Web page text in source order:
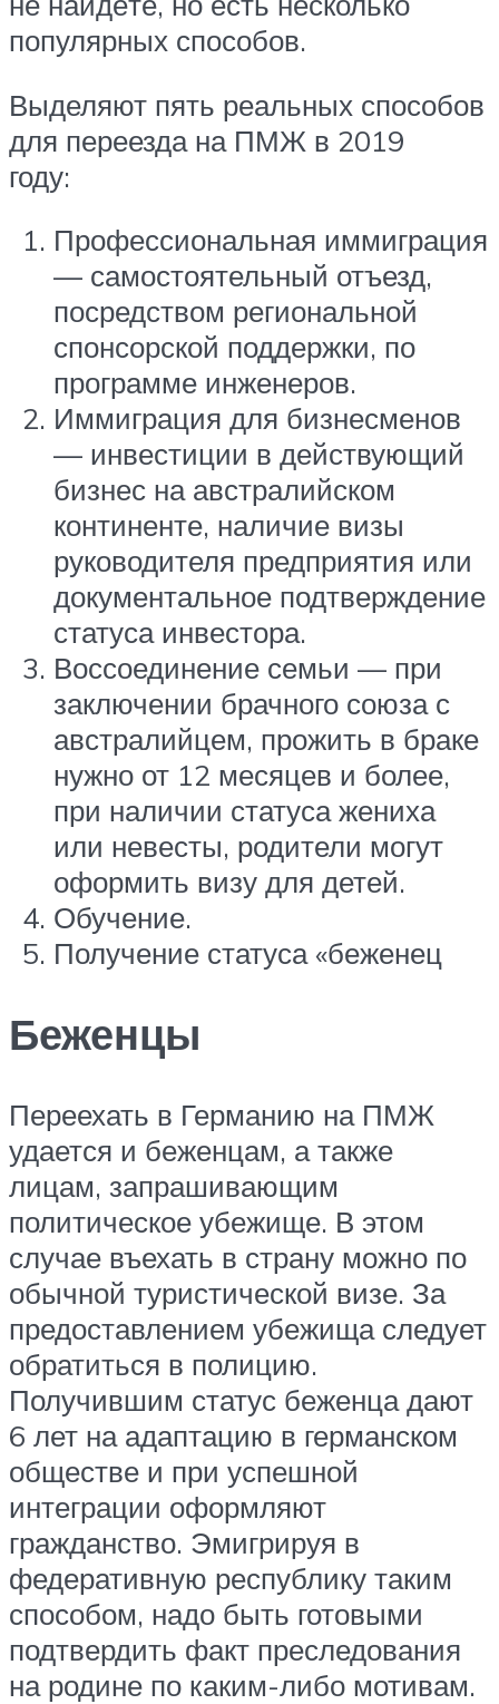
популярных способов.
Выделяют пять реальных способов
для переезда на ПМЖ в 2019
году:
Профессиональная иммиграция
— самостоятельный отъезд,
посредством региональной
спонсорской поддержки, по
программе инженеров.
Иммиграция для бизнесменов
— инвестиции в действующий
бизнес на австралийском
континенте, наличие визы
руководителя предприятия или
документальное подтверждение
статуса инвестора.
Воссоединение семьи — при
заключении брачного союза с
австралийцем, прожить в браке
нужно от 12 месяцев и более,
при наличии статуса жениха
или невесты, родители могут
оформить визу для детей.
Обучение.
Получение статуса «беженец
Беженцы
Переехать в Германию на ПМЖ
удается и беженцам, а также
лицам, запрашивающим
политическое убежище. В этом
случае въехать в страну можно по
обычной туристической визе. За
предоставлением убежища следует
обратиться в полицию.
Получившим статус беженца дают
6 лет на адаптацию в германском
обществе и при успешной
интеграции оформляют
гражданство. Эмигрируя в
федеративную республику таким
способом, надо быть готовыми
подтвердить факт преследования
на родине по каким-либо мотивам.